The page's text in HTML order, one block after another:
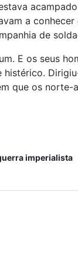
a
de
E os seus
que os
imperialista